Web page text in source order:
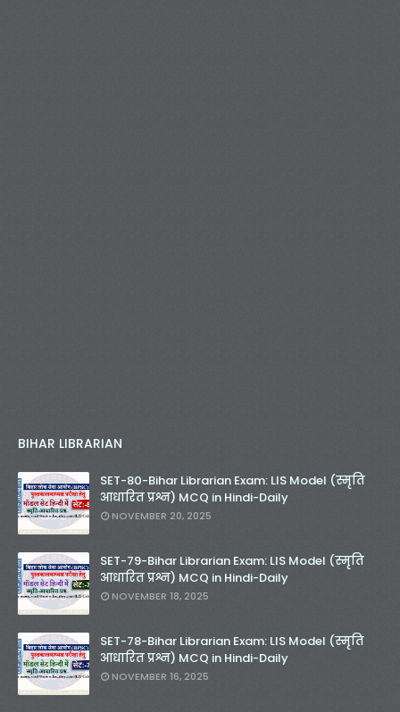
BIHAR LIBRARIAN
SET-80-Bihar Librarian Exam: LIS Model (स्मृति
आधारित प्रश्न) MCQ in Hindi-Daily
NOVEMBER 20, 2025
SET-79-Bihar Librarian Exam: LIS Model (स्मृति
आधारित प्रश्न) MCQ in Hindi-Daily
NOVEMBER 18, 2025
SET-78-Bihar Librarian Exam: LIS Model (स्मृति
आधारित प्रश्न) MCQ in Hindi-Daily
NOVEMBER 16, 2025